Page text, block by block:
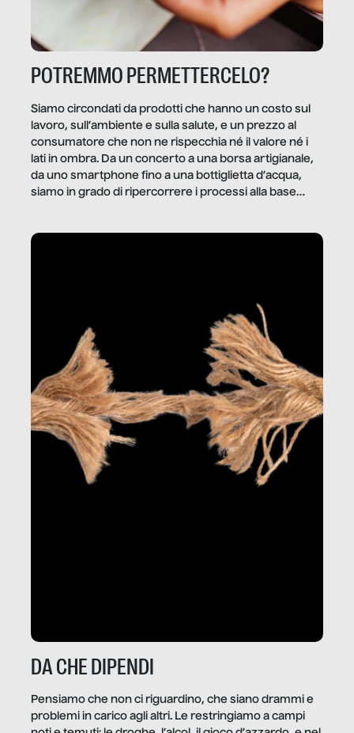
POTREMMO PERMETTERCELO?
Siamo circondati da prodotti che hanno un costo sul
lavoro, sull’ambiente e sulla salute, e un prezzo al
consumatore che non ne rispecchia né il valore né i
lati in ombra. Da un concerto a una borsa artigianale,
da uno smartphone fino a una bottiglietta d’acqua,
siamo in grado di ripercorrere i processi alla base
dietro gli oggetti e i servizi che fanno la nostra vita
DA CHE DIPENDI
Pensiamo che non ci riguardino, che siano drammi e
problemi in carico agli altri. Le restringiamo a campi